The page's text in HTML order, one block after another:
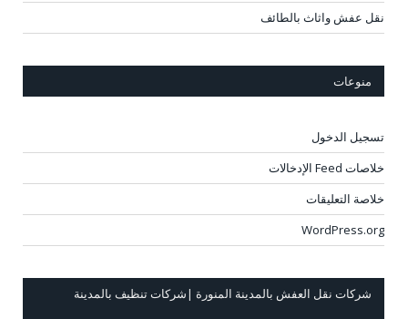
نقل عفش واثاث بالطائف
منوعات
تسجيل الدخول
خلاصات Feed الإدخالات
خلاصة التعليقات
WordPress.org
شركات نقل العفش بالمدينة المنورة |شركات تنظيف بالمدينة